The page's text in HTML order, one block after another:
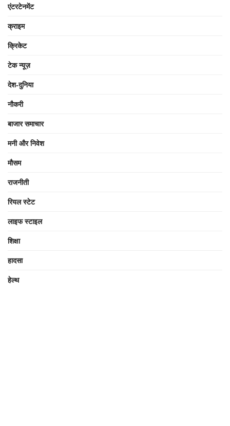
एंटरटेनमेंट
क्राइम
क्रिकेट
टेक न्यूज़
देश-दुनिया
नौकरी
बाजार समाचार
मनी और निवेश
मौसम
राजनीती
रियल स्टेट
लाइफ स्टाइल
शिक्षा
हादसा
हेल्थ